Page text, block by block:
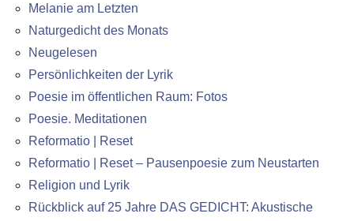
Melanie am Letzten
Naturgedicht des Monats
Neugelesen
Persönlichkeiten der Lyrik
Poesie im öffentlichen Raum: Fotos
Poesie. Meditationen
Reformatio | Reset
Reformatio | Reset – Pausenpoesie zum Neustarten
Religion und Lyrik
Rückblick auf 25 Jahre DAS GEDICHT: Akustische